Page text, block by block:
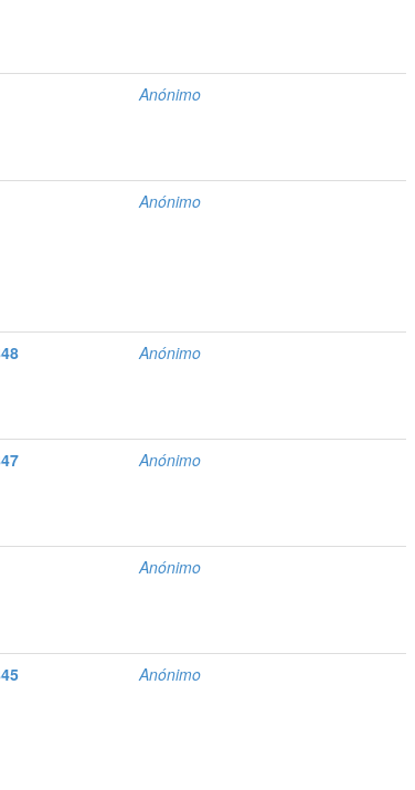
Anónimo
Anónimo
Anónimo
Anónimo
Anónimo
Anónimo